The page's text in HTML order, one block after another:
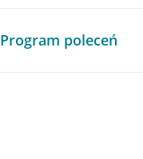
Program poleceń